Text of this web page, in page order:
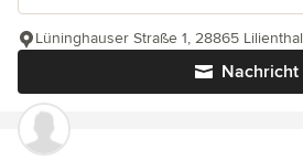
Nachricht
Lüninghauser Straße 1, 28865 Lilienthal